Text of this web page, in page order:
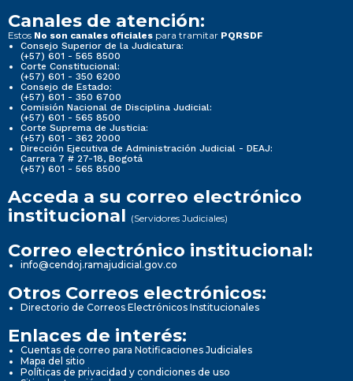
Canales de atención:
Estos No son canales oficiales para tramitar PQRSDF
Consejo Superior de la Judicatura:
(+57) 601 - 565 8500
Corte Constitucional:
(+57) 601 - 350 6200
Consejo de Estado:
(+57) 601 - 350 6700
Comisión Nacional de Disciplina Judicial:
(+57) 601 - 565 8500
Corte Suprema de Justicia:
(+57) 601 - 362 2000
Dirección Ejecutiva de Administración Judicial - DEAJ:
Carrera 7 # 27-18, Bogotá
(+57) 601 - 565 8500
Acceda a su correo electrónico
institucional (Servidores Judiciales)
Correo electrónico institucional:
info@cendoj.ramajudicial.gov.co
Otros Correos electrónicos:
Directorio de Correos Electrónicos Institucionales
Enlaces de interés:
Cuentas de correo para Notificaciones Judiciales
Mapa del sitio
Políticas de privacidad y condiciones de uso